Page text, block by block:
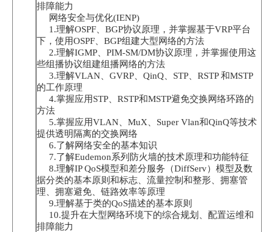
排障能力
网络安全与优化(IENP)
1.理解OSPF、BGP协议原理，并掌握基于VRP平台
下，使用OSPF、BGP组建大型网络的方法
2.理解IGMP、PIM-SM/DM协议原理，并掌握使用这
些组播协议组建组播网络的方法
3.理解VLAN、GVRP、QinQ、STP、RSTP 和MSTP
的工作原理
4.掌握应用STP、RSTP和MSTP避免交换网络环路的
方法
5.掌握应用VLAN、MuX、Super Vlan和QinQ等技术
提供透明隔离的交换网络
6.了解网络安全的基本知识
7.了解Eudemon系列防火墙的技术原理和功能特征
8.理解IP QoS模型和差分服务（DiffServ）模型及数
据分类的基本原则和标志、流量控制和整形、拥塞管
理、拥塞避免、链路效率等原理
9.理解基于类的QoS描述的基本原则
10.提升在大型网络环境下的综合规划、配置运维和
排障能力